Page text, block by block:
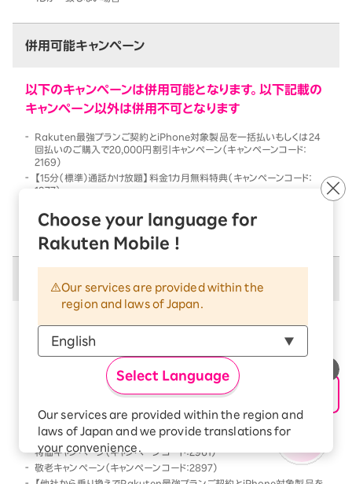
Choose your language for
Rakuten Mobile !
Our services are provided within the
region and laws of Japan.
Select Language
Our services are provided within the region and
laws of Japan and we provide translations for
your convenience.
The Japanese version of our websites and
applications, in which include Rakuten
併用可能キャンペーン
以下のキャンペーンは併用可能となります。以下記載の
キャンペーン以外は併用不可となります
Rakuten最強プランご契約とiPhone対象製品を一括払いもしくは24
回払いのご購入で20,000円割引キャンペーン（キャンペーンコード：
2169）
【15分（標準）通話かけ放題】料金1カ月無料特典（キャンペーンコード：
1977）
括払いもしくは24回払いのご購入で割引キャンペーン（キャンペーンコー
以下のキャンペーンは、併用不可となります
本キャンペーン条件を満たす前、または満たした後に、
以下のキャンペーンの条件を満たした場合には、以下の
キャンペーンのみが優先的に適用となります
Rakutenオリジナル製品 1円キャンペーン（キャンペーンコード：2808）
「Rakuten最強プラン契約＆Android買い替え超トクプログラム利用」
特価キャンペーン（キャンペーンコード：2961）
敬老キャンペーン（キャンペーンコード：2897）